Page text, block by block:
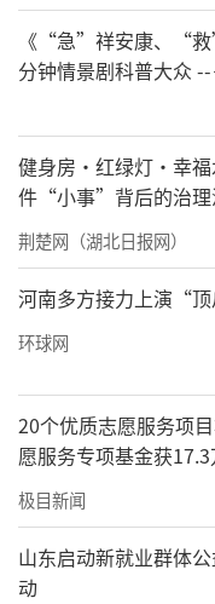
《“急”祥安康、“
分钟情景剧科普大众
浸义诊活动
健身房·红绿灯·幸
件“小事”背后的治理
荆楚网（湖北日报网）
河南多方接力上演“
环球网
20个优质志愿服务项
愿服务专项基金获
极目新闻
山东启动新就业群体
动